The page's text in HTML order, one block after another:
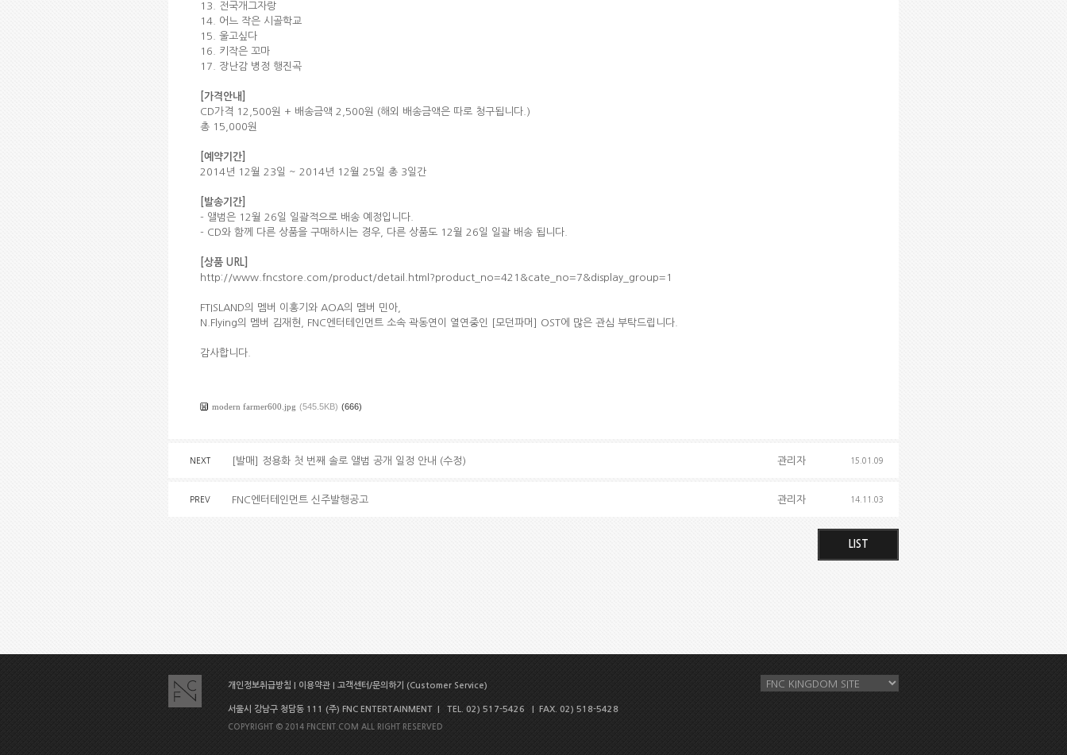
13. 전국개그자랑
14. 어느 작은 시골학교
15. 울고싶다
16. 키작은 꼬마
17. 장난감 병정 행진곡
[가격안내]
CD가격 12,500원 + 배송금액 2,500원 (해외 배송금액은 따로 청구됩니다.)
총 15,000원
[예약기간]
2014년 12월 23일 ~ 2014년 12월 25일 총 3일간
[발송기간]
- 앨범은 12월 26일 일괄적으로 배송 예정입니다.
- CD와 함께 다른 상품을 구매하시는 경우, 다른 상품도 12월 26일 일괄 배송 됩니다.
[상품 URL]
http://www.fncstore.com/product/detail.html?product_no=421&cate_no=7&display_group=1
FTISLAND의 멤버 이홍기와 AOA의 멤버 민아,
N.Flying의 멤버 김재현, FNC엔터테인먼트 소속 곽동연이 열연중인 [모던파머] OST에 많은 관심 부탁드립니다.
감사합니다.
modern farmer600.jpg (545.5KB) (666)
NEXT [발매] 정용화 첫 번째 솔로 앨범 공개 일정 안내 (수정) 관리자 15.01.09
PREV FNC엔터테인먼트 신주발행공고 관리자 14.11.03
LIST
개인정보취급방침 이용약관 고객센터/문의하기 (Customer Service)
서울시 강남구 청담동 111 (주) FNC ENTERTAINMENT | TEL. 02) 517-5426 | FAX. 02) 518-5428
COPYRIGHT © 2014 FNCENT.COM ALL RIGHT RESERVED